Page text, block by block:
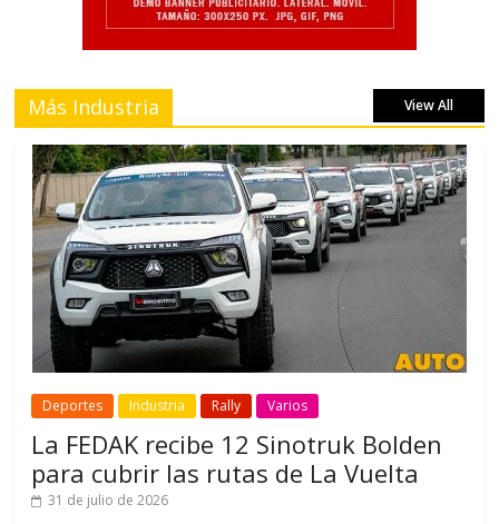
Más Industria View All
Deportes Industria Rally Varios
La FEDAK recibe 12 Sinotruk Bolden
para cubrir las rutas de La Vuelta
31 de julio de 2026